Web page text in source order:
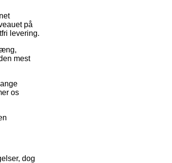
på
levering.
mest
os
dog